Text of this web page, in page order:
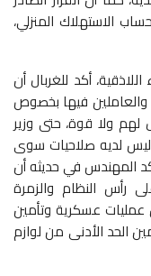
الاستهلاك المنزلي،
أكد للغربال أن
والعاملين فيها بخصوص
لهم ولا قوة، حتى وزير
ليس لديه صلاحيات سوى
المهندس في حديثه أن
رأس النظام والزمرة
عمليات عسكرية وتأمين
الحد الأدنى من لوازم